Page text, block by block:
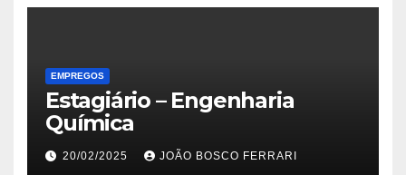
EMPREGOS
Estagiário – Engenharia
Química
20/02/2025 JOÃO BOSCO FERRARI